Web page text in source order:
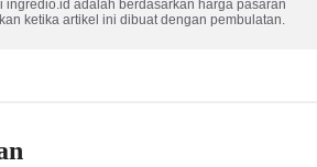
ingredio.id adalah berdasarkan harga pasaran
ketika artikel ini dibuat dengan pembulatan.